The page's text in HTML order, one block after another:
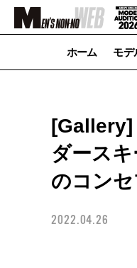
ホーム モデ
[Gallery]
ダース
のコンセ
2022.04.26